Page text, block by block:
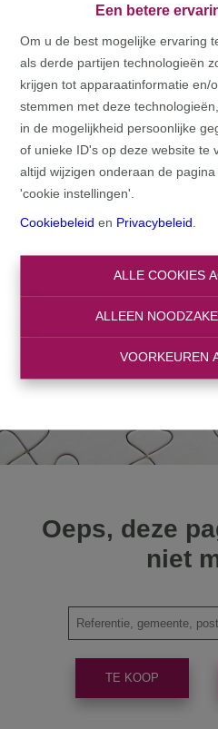
Een betere
Om u de best mogelijke ervaring
als derde partijen technologieën
krijgen tot apparaatinformatie en/
stemmen met deze
in de mogelijkheid persoonlijke
of unieke ID's op deze website te
altijd wijzigen onderaan de
'cookie instellingen'.
Cookiebeleid en Privacybeleid
ALLE COOKIES
ALLEEN
VOORKEUREN
HOME
HOME
Oeps, deze
niet
TE KOOP